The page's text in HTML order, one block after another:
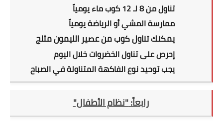
تناول من 8 لـ 12 كوب ماء يومياً
ممارسة المشي أو الرياضة يومياً
يمكنك تناول كوب من عصير الليمون مثلج
إحرص على تناول الخضروات خلال اليوم
يجب توحيد نوع الفاكهة المتناولة في الصباح
رابعاً:"نظام الأطفال"